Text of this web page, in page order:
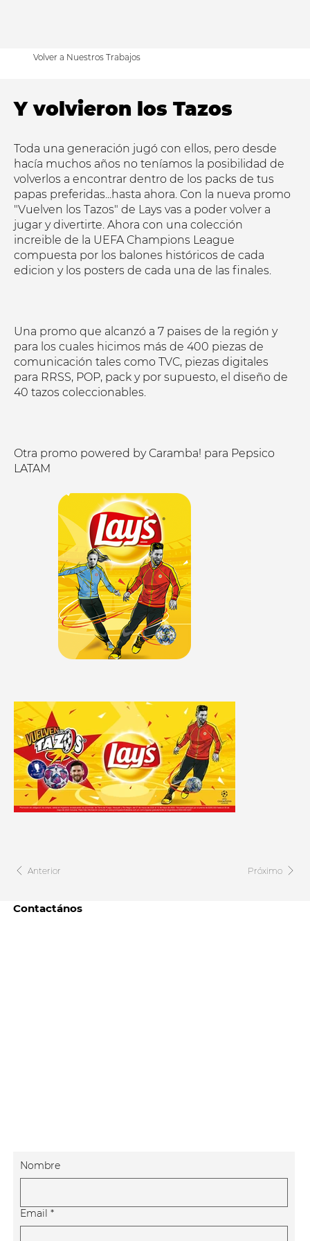
Volver a Nuestros Trabajos
Y volvieron los Tazos
Toda una generación jugó con ellos, pero desde
hacía muchos años no teníamos la posibilidad de
volverlos a encontrar dentro de los packs de tus
papas preferidas...hasta ahora. Con la nueva promo
"Vuelven los Tazos" de Lays vas a poder volver a
jugar y divertirte. Ahora con una colección
increible de la UEFA Champions League
compuesta por los balones históricos de cada
edicion y los posters de cada una de las finales.
Una promo que alcanzó a 7 paises de la región y
para los cuales hicimos más de 400 piezas de
comunicación tales como TVC, piezas digitales
para RRSS, POP, pack y por supuesto, el diseño de
40 tazos coleccionables.
Otra promo powered by Caramba! para Pepsico
LATAM
Anterior Próximo
Contactános
Nombre
Email *